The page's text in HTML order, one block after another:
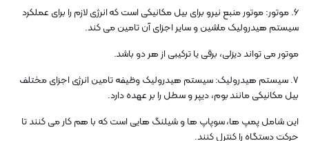
6. موتور: موتور منبع نیرو برای بیل مکانیکی است که انرژی لازم را برای عملکرد
سیستم هیدرولیک ماشین و سایر اجزای آن تامین می کند.
موتور می تواند دیزلی، برقی یا ترکیبی از هر دو باشد.
7. سیستم هیدرولیک: سیستم هیدرولیک وظیفه تامین انرژی اجزای مختلف
بیل مکانیکی مانند بوم، دیپر و سطل را بر عهده دارد.
این شامل پمپ ها، سوپاپ ها و شیلنگ هایی است که با هم کار می کنند تا
حرکت دستگاه را کنترل کنند.